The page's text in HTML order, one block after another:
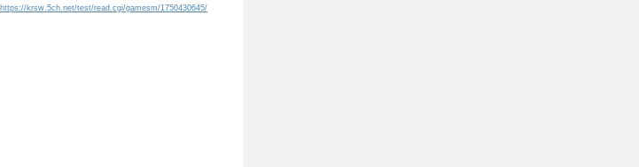
https://krsw.5ch.net/test/read.cgi/gamesm/1750430645/